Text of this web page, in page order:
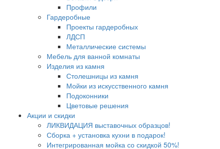
Профили
Гардеробные
Проекты гардеробных
ЛДСП
Металлические системы
Мебель для ванной комнаты
Изделия из камня
Столешницы из камня
Мойки из искусственного камня
Подоконники
Цветовые решения
Акции и скидки
ЛИКВИДАЦИЯ выставочных образцов!
Сборка + установка кухни в подарок!
Интегрированная мойка со скидкой 50%!